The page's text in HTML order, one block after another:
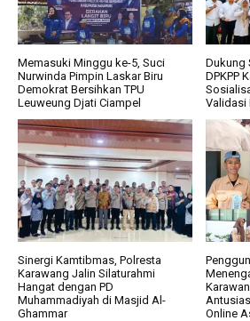
Memasuki Minggu ke-5, Suci
Nurwinda Pimpin Laskar Biru
Demokrat Bersihkan TPU
Leuweung Djati Ciampel
Dukung
DPKPP
Validasi
Sinergi Kamtibmas, Polresta
Karawang Jalin Silaturahmi
Hangat dengan PD
Muhammadiyah di Masjid Al-
Ghammar
Online